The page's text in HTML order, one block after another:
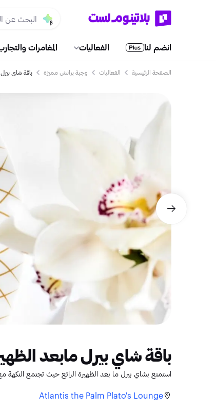
انضم لنا الفعاليات المغامرات
الصفحة الرئيسية الفعاليات وجبة برانش مميزة باقة شاي
باقة شاي بيرل مابعد
استمتع بشاي بيرل ما بعد الظهيرة الرائع حيث تجتمع النكهة مع
Atlantis the Palm Plato's Lounge